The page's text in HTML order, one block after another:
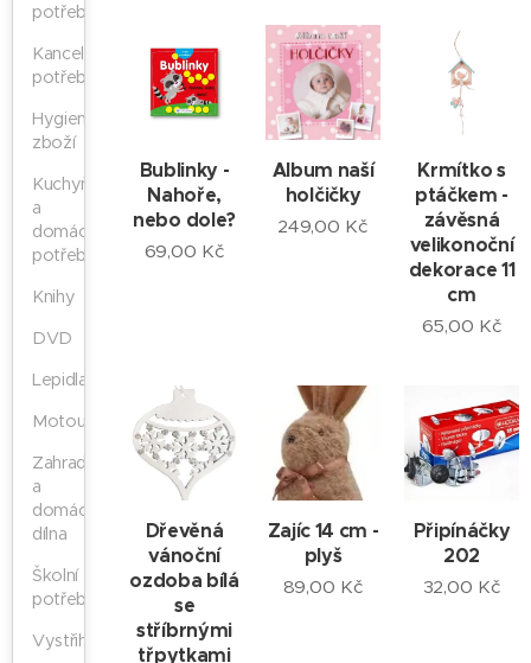
potřeby
Kancelářské
potřeby
Hygienické
zboží
Kuchyňské
a
domácí
potřeby
Knihy
DVD
Lepidla
Motouzy
Zahrada
a
domácí
dílna
Školní
potřeby
Vystřihovánky
Bublinky -
Nahoře,
nebo dole?
69,00 Kč
Album naší
holčičky
249,00 Kč
Krmítko s
ptáčkem -
závěsná
velikonoční
dekorace 11
cm
65,00 Kč
Dřevěná
vánoční
ozdoba bílá
se
stříbrnými
třpytkami
Zajíc 14 cm -
plyš
89,00 Kč
Připínáčky
202
32,00 Kč